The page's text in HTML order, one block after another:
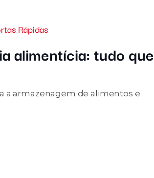
Rápidas
alimentícia: tudo que
a armazenagem de alimentos e